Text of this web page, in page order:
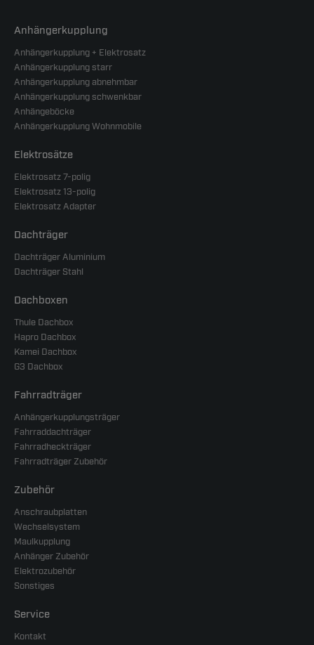
Anhängerkupplung
Anhängerkupplung + Elektrosatz
Anhängerkupplung starr
Anhängerkupplung abnehmbar
Anhängerkupplung schwenkbar
Anhängeböcke
Anhängerkupplung Wohnmobile
Elektrosätze
Elektrosatz 7-polig
Elektrosatz 13-polig
Elektrosatz Adapter
Dachträger
Dachträger Aluminium
Dachträger Stahl
Dachboxen
Thule Dachbox
Hapro Dachbox
Kamei Dachbox
G3 Dachbox
Fahrradträger
Anhängerkupplungsträger
Fahrraddachträger
Fahrradheckträger
Fahrradträger Zubehör
Zubehör
Anschraubplatten
Wechselsystem
Maulkupplung
Anhänger Zubehör
Elektrozubehör
Sonstiges
Service
Kontakt